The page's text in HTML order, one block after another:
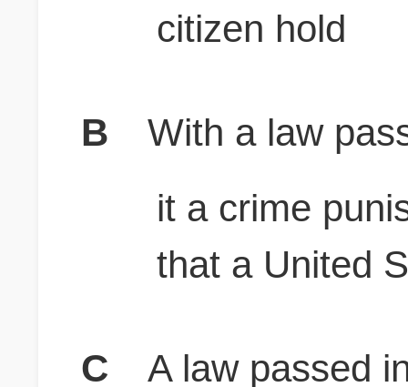
citizen hold
B
With a law
it a crime
that a United
C
A law passed